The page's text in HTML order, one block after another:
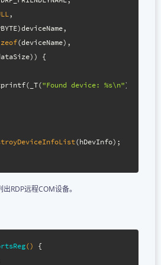
,
(deviceName),
{
"Found device: %s\n"),
(hDevInfo);
RDP远程COM设备。
()
{